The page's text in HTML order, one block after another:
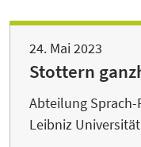
24. Mai 2023
Stottern
Abteilung
Leibniz